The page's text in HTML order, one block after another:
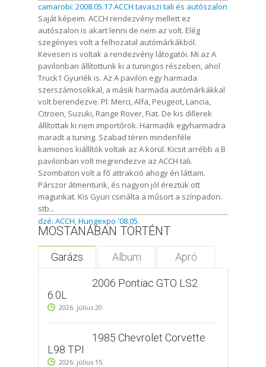
camarobi: 2008.05.17 ACCH tavaszi tali és autószalon
Saját képeim. ACCH rendezvény mellett ez
autószalon is akart lenni de nem az volt. Elég
szegényes volt a felhozatal autómárkákból.
Kevesen is voltak a rendezvény látogatói. Mi az A
pavilonban állítottunk ki a tuningos részeben, ahol
Truck1 Gyuriék is. Az A pavilon egy harmada
szerszámosokkal, a másik harmada autómárkákkal
volt berendezve. Pl: Merci, Alfa, Peugeot, Lancia,
Citroen, Suzuki, Range Rover, Fiat. De kis dillerek
állítottak ki nem importőrök. Harmadik egyharmadra
maradt a tuning. Szabad téren mindenféle
kamionos kiállítók voltak az A körül. Kicsit arrébb a B
pavilonban volt megrendezve az ACCH tali.
Szombaton volt a fő attrakció ahogy én láttam.
Párszor átmentünk, és nagyon jól éreztük ott
magunkat. Kis Gyuri csinálta a műsort a színpadon.
stb...
dzé: ACCH, Hungexpo '08.05.
MOSTANÁBAN TÖRTÉNT
Garázs Album Apró
2006 Pontiac GTO LS2
6.0L
2026. július 20.
1985 Chevrolet Corvette
L98 TPI
2026. július 15.